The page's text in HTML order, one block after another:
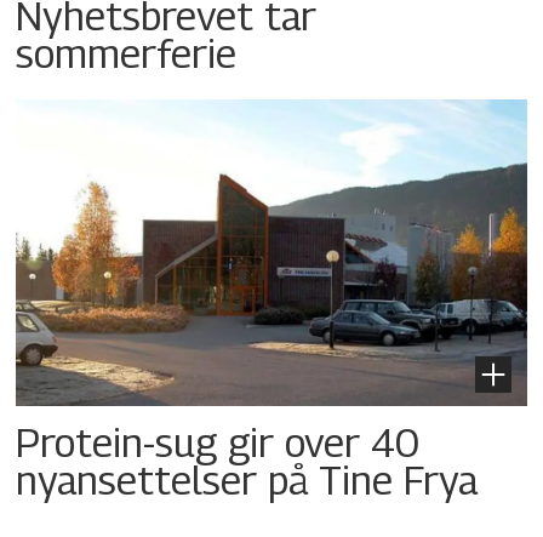
Nyhetsbrevet tar
sommerferie
Protein-sug gir over 40
nyansettelser på Tine Frya